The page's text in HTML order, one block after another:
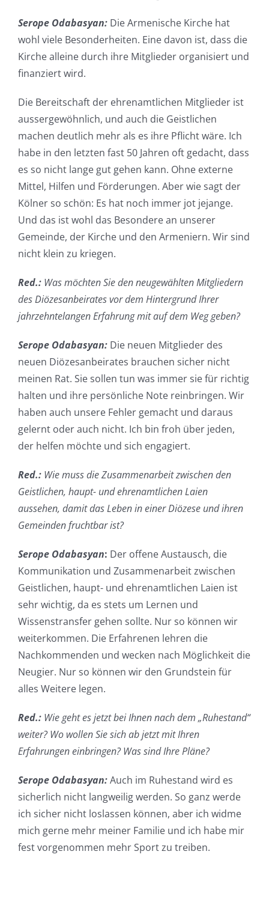
Serope Odabasyan: Die Armenische Kirche hat
wohl viele Besonderheiten. Eine davon ist, dass die
Kirche alleine durch ihre Mitglieder organisiert und
finanziert wird.
Die Bereitschaft der ehrenamtlichen Mitglieder ist
aussergewöhnlich, und auch die Geistlichen
machen deutlich mehr als es ihre Pflicht wäre. Ich
habe in den letzten fast 50 Jahren oft gedacht, dass
es so nicht lange gut gehen kann. Ohne externe
Mittel, Hilfen und Förderungen. Aber wie sagt der
Kölner so schön: Es hat noch immer jot jejange.
Und das ist wohl das Besondere an unserer
Gemeinde, der Kirche und den Armeniern. Wir sind
nicht klein zu kriegen.
Red.: Was möchten Sie den neugewählten Mitgliedern
des Diözesanbeirates vor dem Hintergrund Ihrer
jahrzehntelangen Erfahrung mit auf dem Weg geben?
Serope Odabasyan: Die neuen Mitglieder des
neuen Diözesanbeirates brauchen sicher nicht
meinen Rat. Sie sollen tun was immer sie für richtig
halten und ihre persönliche Note reinbringen. Wir
haben auch unsere Fehler gemacht und daraus
gelernt oder auch nicht. Ich bin froh über jeden,
der helfen möchte und sich engagiert.
Red.: Wie muss die Zusammenarbeit zwischen den
Geistlichen, haupt- und ehrenamtlichen Laien
aussehen, damit das Leben in einer Diözese und ihren
Gemeinden fruchtbar ist?
Serope Odabasyan: Der offene Austausch, die
Kommunikation und Zusammenarbeit zwischen
Geistlichen, haupt- und ehrenamtlichen Laien ist
sehr wichtig, da es stets um Lernen und
Wissenstransfer gehen sollte. Nur so können wir
weiterkommen. Die Erfahrenen lehren die
Nachkommenden und wecken nach Möglichkeit die
Neugier. Nur so können wir den Grundstein für
alles Weitere legen.
Red.: Wie geht es jetzt bei Ihnen nach dem „Ruhestand“
weiter? Wo wollen Sie sich ab jetzt mit Ihren
Erfahrungen einbringen? Was sind Ihre Pläne?
Serope Odabasyan:Auch im Ruhestand wird es
sicherlich nicht langweilig werden. So ganz werde
ich sicher nicht loslassen können, aber ich widme
mich gerne mehr meiner Familie und ich habe mir
fest vorgenommen mehr Sport zu treiben.